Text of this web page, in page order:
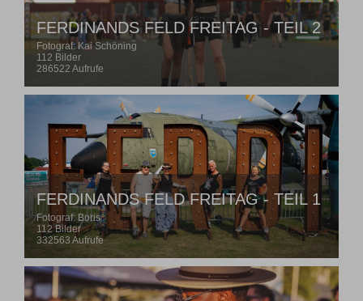
FERDINANDS FELD FREITAG - TEIL 2
Fotograf: Kai Schöning
112 Bilder
286522 Aufrufe
FERDINANDS FELD FREITAG - TEIL 1
Fotograf: Boris
112 Bilder
332563 Aufrufe